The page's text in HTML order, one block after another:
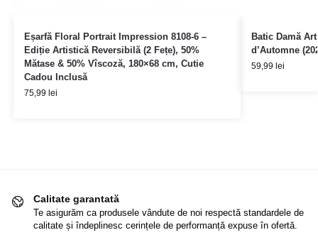
Eșarfă Floral Portrait Impression 8108-6 –
Ediție Artistică Reversibilă (2 Fețe), 50%
Mătase & 50% Vîscoză, 180×68 cm, Cutie
Cadou Inclusă
75,99 lei
Batic Damă
d’Automne
59,99 lei
Calitate garantată
Te asigurăm ca produsele vândute de noi respectă standardele de
calitate și îndeplinesc cerințele de performanță expuse în ofertă.